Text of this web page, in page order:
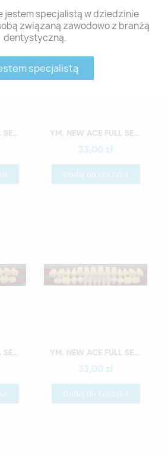
jestem specjalistą w dziedzinie
związaną zawodowo z branżą
dentystyczną.
specjalistą
YM. NEW ACE FULL SET - AKRYLOWE ZĘBY SZTUCZNE - A4-O2 Szybki podgląd YM. NEW ACE FULL SET - AKRYLOWE ZĘBY SZTUCZNE - A4-O3
33,00 zł
Dodaj do koszyka
YM. NEW ACE FULL SET - AKRYLOWE ZĘBY SZTUCZNE - A4-O4 Szybki podgląd YM. NEW ACE FULL SET - AKRYLOWE ZĘBY SZTUCZNE - A4-O5
33,00 zł
Dodaj do koszyka